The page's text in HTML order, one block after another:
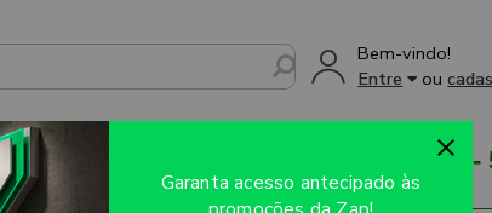
Bem-vindo!
Entre
ou
BRANCO 100X140MM - 4X0 -
Garanta acesso antecipado às